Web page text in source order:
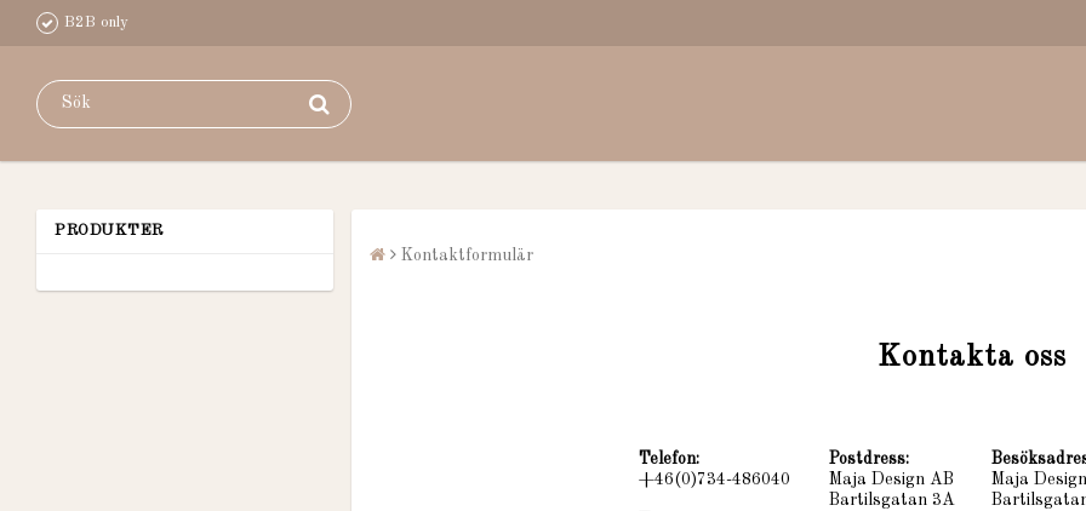
B2B only
PRODUKTER
Kontaktformulär
Kontakta oss
Telefon:
+46(0)734-486040
Postdress:
Maja Design AB
Bartilsgatan 3A
Maja